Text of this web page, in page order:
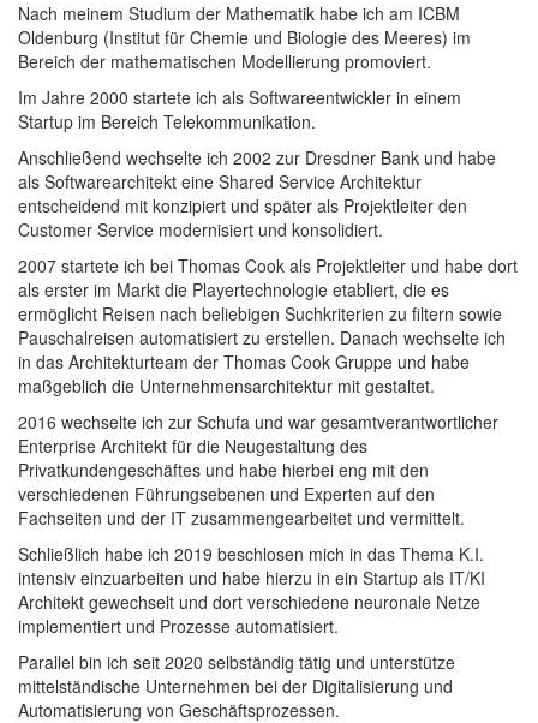
Nach meinem Studium der Mathematik habe ich am ICBM
Oldenburg (Institut für Chemie und Biologie des Meeres) im
Bereich der mathematischen Modellierung promoviert.
Im Jahre 2000 startete ich als Softwareentwickler in einem
Startup im Bereich Telekommunikation.
Anschließend wechselte ich 2002 zur Dresdner Bank und habe
als Softwarearchitekt eine Shared Service Architektur
entscheidend mit konzipiert und später als Projektleiter den
Customer Service modernisiert und konsolidiert.
2007 startete ich bei Thomas Cook als Projektleiter und habe dort
als erster im Markt die Playertechnologie etabliert, die es
ermöglicht Reisen nach beliebigen Suchkriterien zu filtern sowie
Pauschalreisen automatisiert zu erstellen. Danach wechselte ich
in das Architekturteam der Thomas Cook Gruppe und habe
maßgeblich die Unternehmensarchitektur mit gestaltet.
2016 wechselte ich zur Schufa und war gesamtverantwortlicher
Enterprise Architekt für die Neugestaltung des
Privatkundengeschäftes und habe hierbei eng mit den
verschiedenen Führungsebenen und Experten auf den
Fachseiten und der IT zusammengearbeitet und vermittelt.
Schließlich habe ich 2019 beschlosen mich in das Thema K.I.
intensiv einzuarbeiten und habe hierzu in ein Startup als IT/KI
Architekt gewechselt und dort verschiedene neuronale Netze
implementiert und Prozesse automatisiert.
Parallel bin ich seit 2020 selbständig tätig und unterstütze
mittelständische Unternehmen bei der Digitalisierung und
Automatisierung von Geschäftsprozessen.